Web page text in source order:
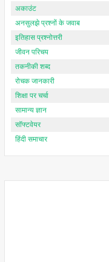
अकाउंट
अनसुलझे प्रश्नों के जवाब
इतिहास प्रश्नोत्तरी
जीवन परिचय
तकनीकी शब्द
रोचक जानकारी
शिक्षा पर चर्चा
सामान्य ज्ञान
सॉफ्टवेयर
हिंदी समाचार